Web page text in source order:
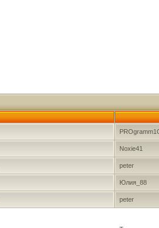
Noxie41
peter
Юлия_88
peter